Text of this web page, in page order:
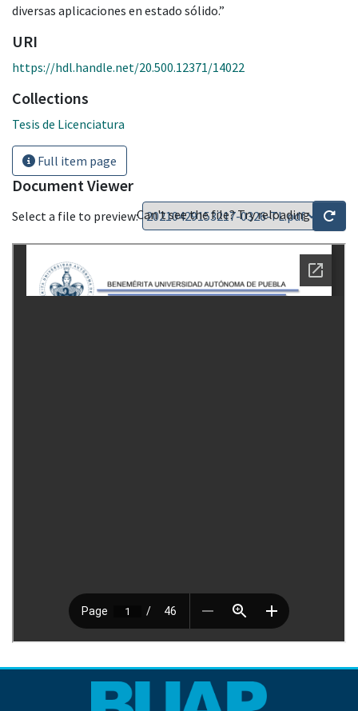
diversas aplicaciones en estado sólido.”
URI
https://hdl.handle.net/20.500.12371/14022
Collections
Tesis de Licenciatura
Full item page
Document Viewer
Select a file to preview:Can't see the file? Try reloading